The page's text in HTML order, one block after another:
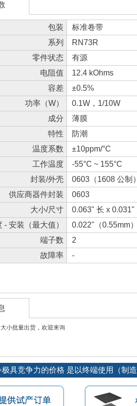
包装
标准卷带
系列
RN73R
零件状态
有源
电阻值
12.4 kOhms
容差
±0.5%
功率（W）
0.1W，1/10W
成分
薄膜
特性
防潮
温度系数
±10ppm/°C
工作温度
-55°C ~ 155°C
封装/外壳
0603（1608 公制）
供应商器件封装
0603
大小/尺寸
0.063" 长 x 0.031"
- 安装（最大值）
0.022"（0.55mm）
端子数
2
故障率
-
小批量出货，欢迎来询
具竞争力的价格 是以终端使用（制